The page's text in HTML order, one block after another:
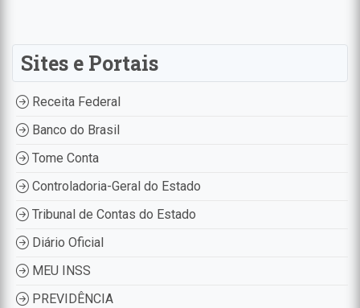
Sites e Portais
Receita Federal
Banco do Brasil
Tome Conta
Controladoria-Geral do Estado
Tribunal de Contas do Estado
Diário Oficial
MEU INSS
PREVIDÊNCIA